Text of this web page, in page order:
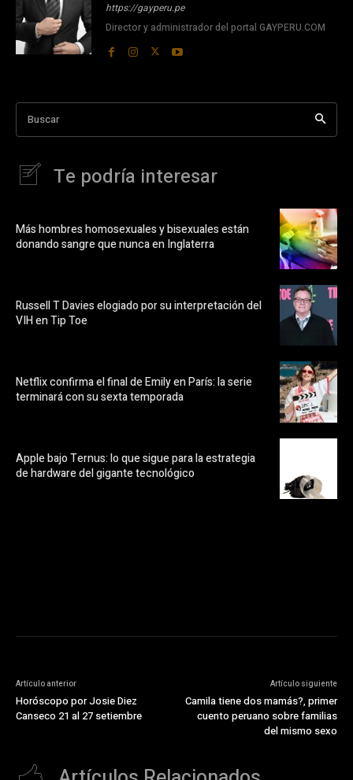
https://gayperu.pe
Director y administrador del portal GAYPERU.COM
Buscar
Te podría interesar
Más hombres homosexuales y bisexuales están
donando sangre que nunca en Inglaterra
Russell T Davies elogiado por su interpretación del
VIH en Tip Toe
Netflix confirma el final de Emily en París: la serie
terminará con su sexta temporada
Apple bajo Ternus: lo que sigue para la estrategia
de hardware del gigante tecnológico
Artículo anterior
Horóscopo por Josie Diez
Canseco 21 al 27 setiembre
Artículo siguiente
Camila tiene dos mamás?, primer
cuento peruano sobre familias
del mismo sexo